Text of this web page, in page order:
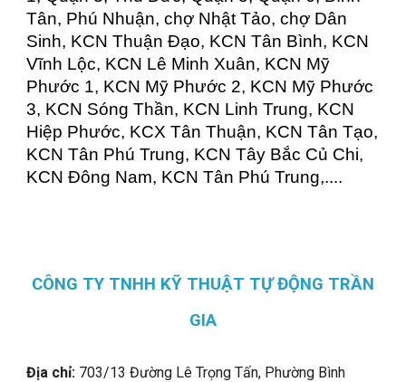
Tân, Phú Nhuận, chợ Nhật Tảo, chợ Dân
Sinh, KCN Thuận Đạo, KCN Tân Bình, KCN
Vĩnh Lộc, KCN Lê Minh Xuân, KCN Mỹ
Phước 1, KCN Mỹ Phước 2, KCN Mỹ Phước
3, KCN Sóng Thần, KCN Linh Trung, KCN
Hiệp Phước, KCX Tân Thuận, KCN Tân Tạo,
KCN Tân Phú Trung, KCN Tây Bắc Củ Chi,
KCN Đông Nam, KCN Tân Phú Trung,....
CÔNG TY TNHH KỸ THUẬT TỰ ĐỘNG TRẦN
GIA
Địa chỉ: 703/13 Đường Lê Trọng Tấn, Phường Bình